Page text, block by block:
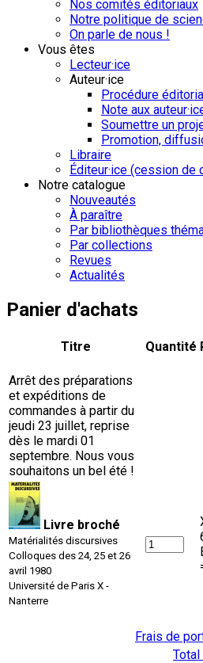
Nos comités éditoriaux
Notre politique de
On parle de nous !
Vous êtes
Lecteur·ice
Auteur·ice
Procédure
Note aux
Soumettre un
Promotion,
Libraire
Éditeur·ice (cession de
Notre catalogue
Nouveautés
À paraître
Par bibliothèques
Par collections
Revues
Actualités
Panier d'achats
Arrêt des préparations
et expéditions de
commandes à partir du
jeudi 23 juillet, reprise
dès le mardi 01
septembre. Nous vous
souhaitons un bel été !
Titre Quantité
Livre broché
Matérialités discursives
Colloques des 24, 25 et 26
avril 1980
Université de Paris X -
Nanterre
Frais de